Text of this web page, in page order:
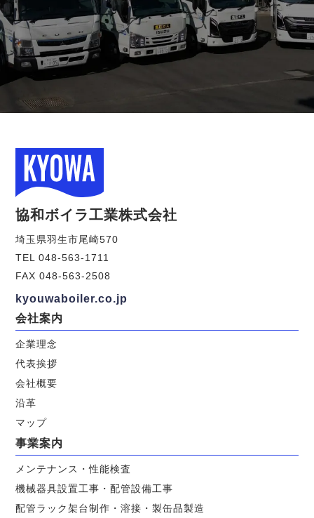
メールでのお問合せ
お問合せフォーム
協和ボイラ工業株式会社
埼玉県羽生市尾崎570
TEL 048-563-1711
FAX 048-563-2508
kyouwaboiler.co.jp
会社案内
企業理念
代表挨拶
会社概要
沿革
マップ
事業案内
メンテナンス・性能検査
機械器具設置工事・配管設備工事
配管ラック架台制作・溶接・製缶品製造